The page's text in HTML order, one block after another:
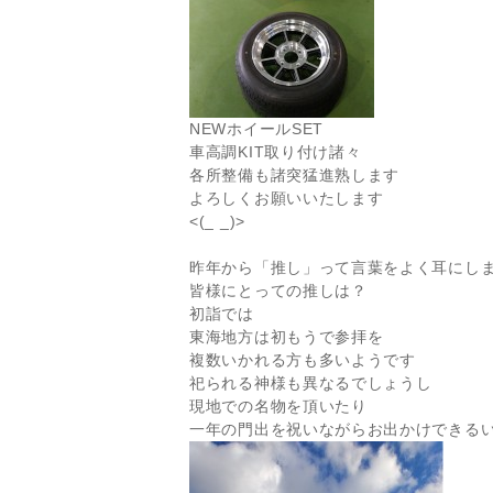
NEWホイールSET
車高調KIT取り付け諸々
各所整備も諸突猛進熟します
よろしくお願いいたします
<(_ _)>
昨年から「推し」って言葉をよく耳にし
皆様にとっての推しは？
初詣では
東海地方は初もうで参拝を
複数いかれる方も多いようです
祀られる神様も異なるでしょうし
現地での名物を頂いたり
一年の門出を祝いながらお出かけできる